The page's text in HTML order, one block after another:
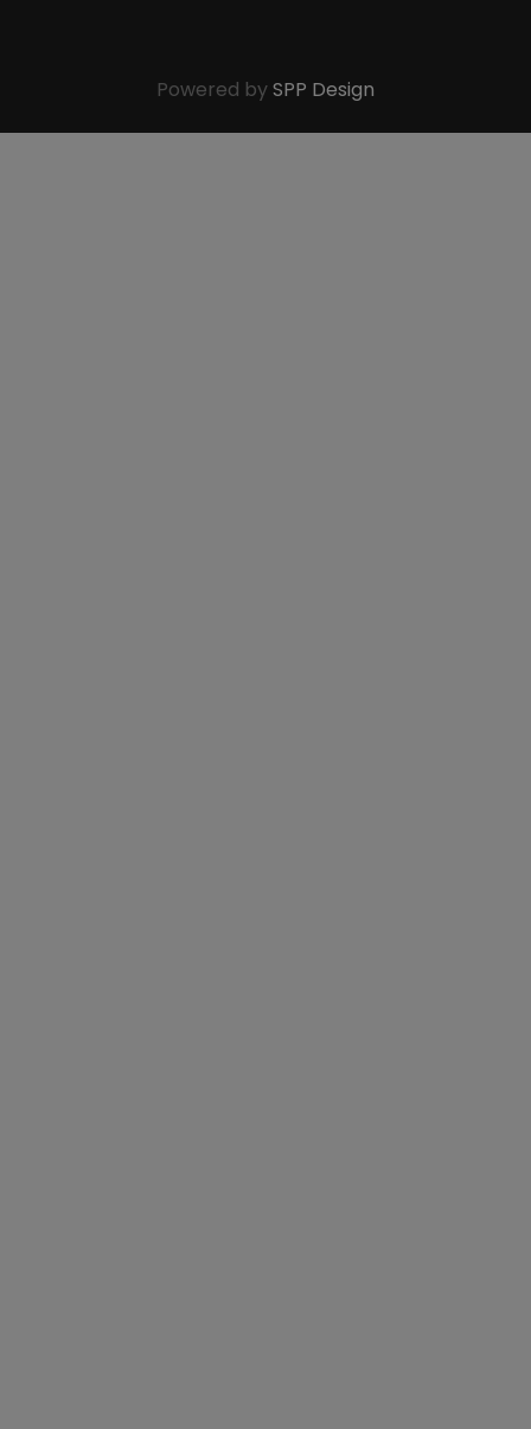
Powered bySPP Design